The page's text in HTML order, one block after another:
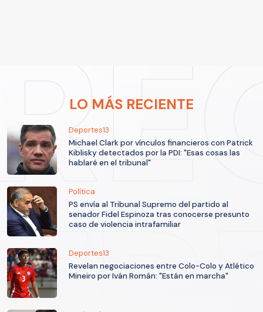
LO MÁS RECIENTE
Deportes13
Michael Clark por vínculos financieros con Patrick
Kiblisky detectados por la PDI: "Esas cosas las
hablaré en el tribunal"
Política
PS envía al Tribunal Supremo del partido al
senador Fidel Espinoza tras conocerse presunto
caso de violencia intrafamiliar
Deportes13
Revelan negociaciones entre Colo-Colo y Atlético
Mineiro por Iván Román: "Están en marcha"